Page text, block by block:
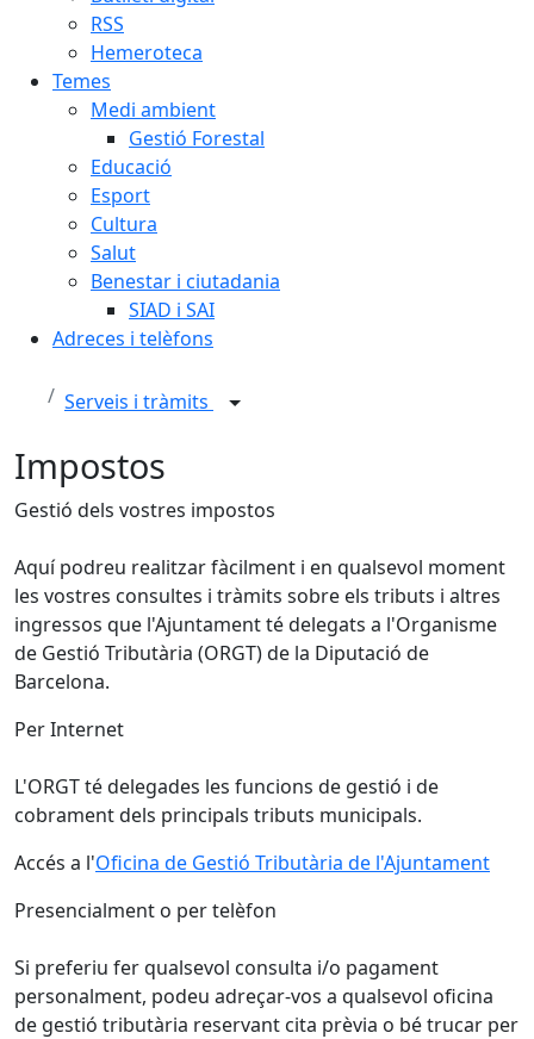
RSS
Hemeroteca
Temes
Medi ambient
Gestió Forestal
Educació
Esport
Cultura
Salut
Benestar i ciutadania
SIAD i SAI
Adreces i telèfons
Serveis i tràmits
Impostos
Gestió dels vostres impostos
Aquí podreu realitzar fàcilment i en qualsevol moment
les vostres consultes i tràmits sobre els tributs i altres
ingressos que l'Ajuntament té delegats a l'Organisme
de Gestió Tributària (ORGT) de la Diputació de
Barcelona.
Per Internet
L'ORGT té delegades les funcions de gestió i de
cobrament dels principals tributs municipals.
Accés a l'Oficina de Gestió Tributària de l'Ajuntament
Presencialment o per telèfon
Si preferiu fer qualsevol consulta i/o pagament
personalment, podeu adreçar-vos a qualsevol oficina
de gestió tributària reservant cita prèvia o bé trucar per